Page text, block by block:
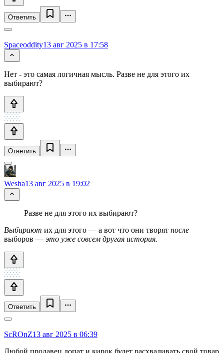
Ответить
Spaceoddity13 авг 2025 в 17:58
Нет - это самая логичная мысль. Разве не для этого их
выбирают?
Ответить
Wesha13 авг 2025 в 19:02
Разве не для этого их выбирают?
Выбирают их для этого — а вот что они творят после
выборов — это уже совсем другая история.
Ответить
ScROnZ13 авг 2025 в 06:39
Любой продавец лопат и кирок будет расхваливать свой товар